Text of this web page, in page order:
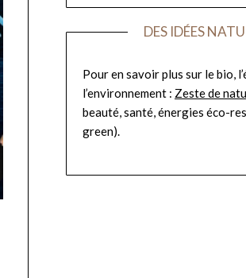
DES IDÉES
Pour en savoir plus sur le bio,
l’environnement : Zeste de
beauté, santé, énergies éco-
green).